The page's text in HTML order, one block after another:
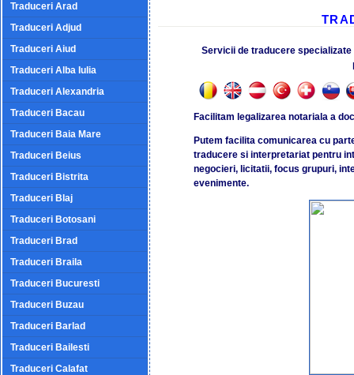
Traduceri Arad
Traduceri Adjud
Traduceri Aiud
Traduceri Alba Iulia
Traduceri Alexandria
Traduceri Bacau
Traduceri Baia Mare
Traduceri Beius
Traduceri Bistrita
Traduceri Blaj
Traduceri Botosani
Traduceri Brad
Traduceri Braila
Traduceri Bucuresti
Traduceri Buzau
Traduceri Barlad
Traduceri Bailesti
Traduceri Calafat
Servicii de traducere
Facilitam legalizarea notariala a
Putem facilita comunicarea cu
traducere si interpretariat pentru
negocieri, licitatii, focus grupuri,
evenimente.